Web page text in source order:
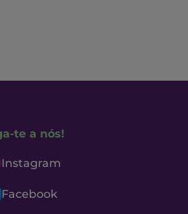
te a nós!
Instagram
Facebook